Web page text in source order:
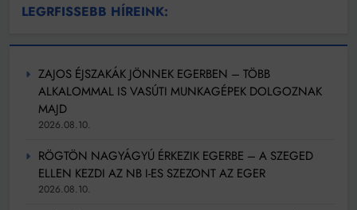
LEGRFISSEBB HÍREINK:
ZAJOS ÉJSZAKÁK JÖNNEK EGERBEN – TÖBB
ALKALOMMAL IS VASÚTI MUNKAGÉPEK DOLGOZNAK
MAJD
2026.08.10.
RÖGTÖN NAGYÁGYÚ ÉRKEZIK EGERBE – A SZEGED
ELLEN KEZDI AZ NB I-ES SZEZONT AZ EGER
2026.08.10.